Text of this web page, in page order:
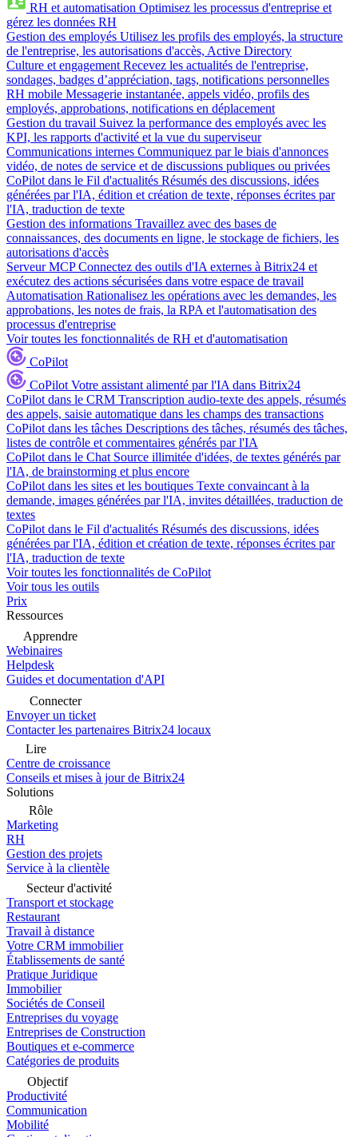
RH et automatisation Optimisez les processus d'entreprise et
gérez les données RH
Gestion des employés Utilisez les profils des employés, la structure
de l'entreprise, les autorisations d'accès, Active Directory
Culture et engagement Recevez les actualités de l'entreprise,
sondages, badges d’appréciation, tags, notifications personnelles
RH mobile Messagerie instantanée, appels vidéo, profils des
employés, approbations, notifications en déplacement
Gestion du travail Suivez la performance des employés avec les
KPI, les rapports d'activité et la vue du superviseur
Communications internes Communiquez par le biais d'annonces
vidéo, de notes de service et de discussions publiques ou privées
CoPilot dans le Fil d'actualités Résumés des discussions, idées
générées par l'IA, édition et création de texte, réponses écrites par
l'IA, traduction de texte
Gestion des informations Travaillez avec des bases de
connaissances, des documents en ligne, le stockage de fichiers, les
autorisations d'accès
Serveur MCP Connectez des outils d'IA externes à Bitrix24 et
exécutez des actions sécurisées dans votre espace de travail
Automatisation Rationalisez les opérations avec les demandes, les
approbations, les notes de frais, la RPA et l'automatisation des
processus d'entreprise
Voir toutes les fonctionnalités de RH et d'automatisation
CoPilot
CoPilot Votre assistant alimenté par l'IA dans Bitrix24
CoPilot dans le CRM Transcription audio-texte des appels, résumés
des appels, saisie automatique dans les champs des transactions
CoPilot dans les tâches Descriptions des tâches, résumés des tâches,
listes de contrôle et commentaires générés par l'IA
CoPilot dans le Chat Source illimitée d'idées, de textes générés par
l'IA, de brainstorming et plus encore
CoPilot dans les sites et les boutiques Texte convaincant à la
demande, images générées par l'IA, invites détaillées, traduction de
textes
CoPilot dans le Fil d'actualités Résumés des discussions, idées
générées par l'IA, édition et création de texte, réponses écrites par
l'IA, traduction de texte
Voir toutes les fonctionnalités de CoPilot
Voir tous les outils
Prix
Ressources
Apprendre
Webinaires
Helpdesk
Guides et documentation d'API
Connecter
Envoyer un ticket
Contacter les partenaires Bitrix24 locaux
Lire
Centre de croissance
Conseils et mises à jour de Bitrix24
Solutions
Rôle
Marketing
RH
Gestion des projets
Service à la clientèle
Secteur d'activité
Transport et stockage
Restaurant
Travail à distance
Votre CRM immobilier
Établissements de santé
Pratique Juridique
Immobilier
Sociétés de Conseil
Entreprises du voyage
Entreprises de Construction
Boutiques et e-commerce
Catégories de produits
Objectif
Productivité
Communication
Mobilité